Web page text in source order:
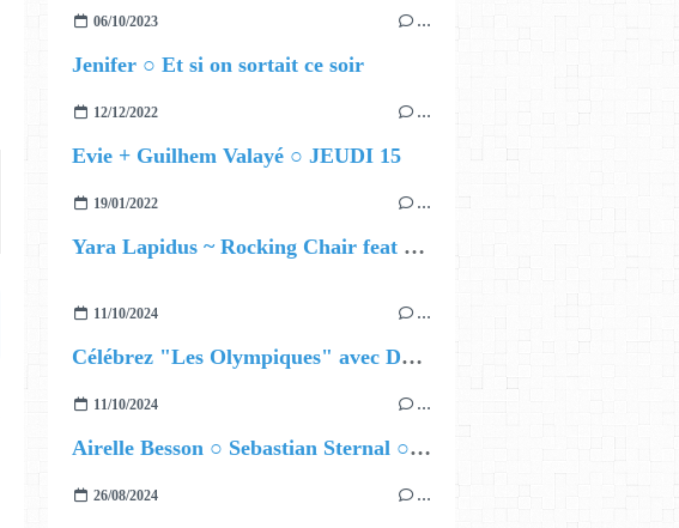
06/10/2023 …
Jenifer ○ Et si on sortait ce soir
12/12/2022 …
Evie + Guilhem Valayé ○ JEUDI 15
19/01/2022 …
Yara Lapidus ~ Rocking Chair feat Thomas Monica
11/10/2024 …
Célébrez "Les Olympiques" avec DVTR !
11/10/2024 …
Airelle Besson ○ Sebastian Sternal ○ Jonas Burgwinkel
26/08/2024 …